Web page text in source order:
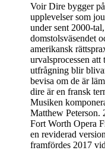
Voir Dire bygger
upplevelser som
under sent 2000-
domstolsväsendet
amerikansk
urvalsprocessen
utfrågning blir
bevisa om de är
dire är en fransk
Musiken
Matthew Peterson.
Fort Worth Opera
en reviderad
framfördes 2017